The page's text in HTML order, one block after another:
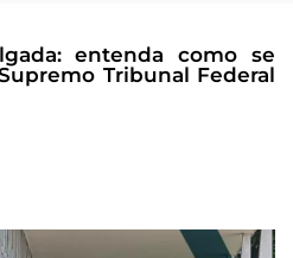
entenda como se
Tribunal Federal